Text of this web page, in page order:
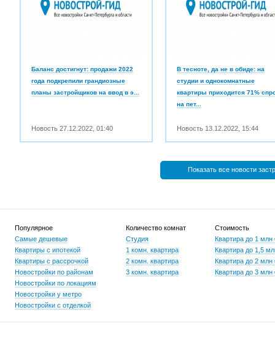
Баланс достигнут: продажи 2022
года подкрепили грандиозные
планы застройщиков на ввод в э...
Новость27.12.2022 ,01:40
В тесноте, да не в обиде: на
студии и однокомнатные
квартиры приходится 71%
на пет...
Новость 13.12.2022 15:44
Показать все новости
Популярное
Самые дешевые
Квартиры с ипотекой
Квартиры с рассрочкой
Новостройки по районам
Новостройки по локациям
Новостройки у метро
Новостройки с отделкой
Количество комнат
Студия
1 комн. квартира
2 комн. квартира
3 комн. квартира
Стоимость
Квартира до 1 млн
Квартира до 1,5
Квартира до 2 млн
Квартира до 3 млн